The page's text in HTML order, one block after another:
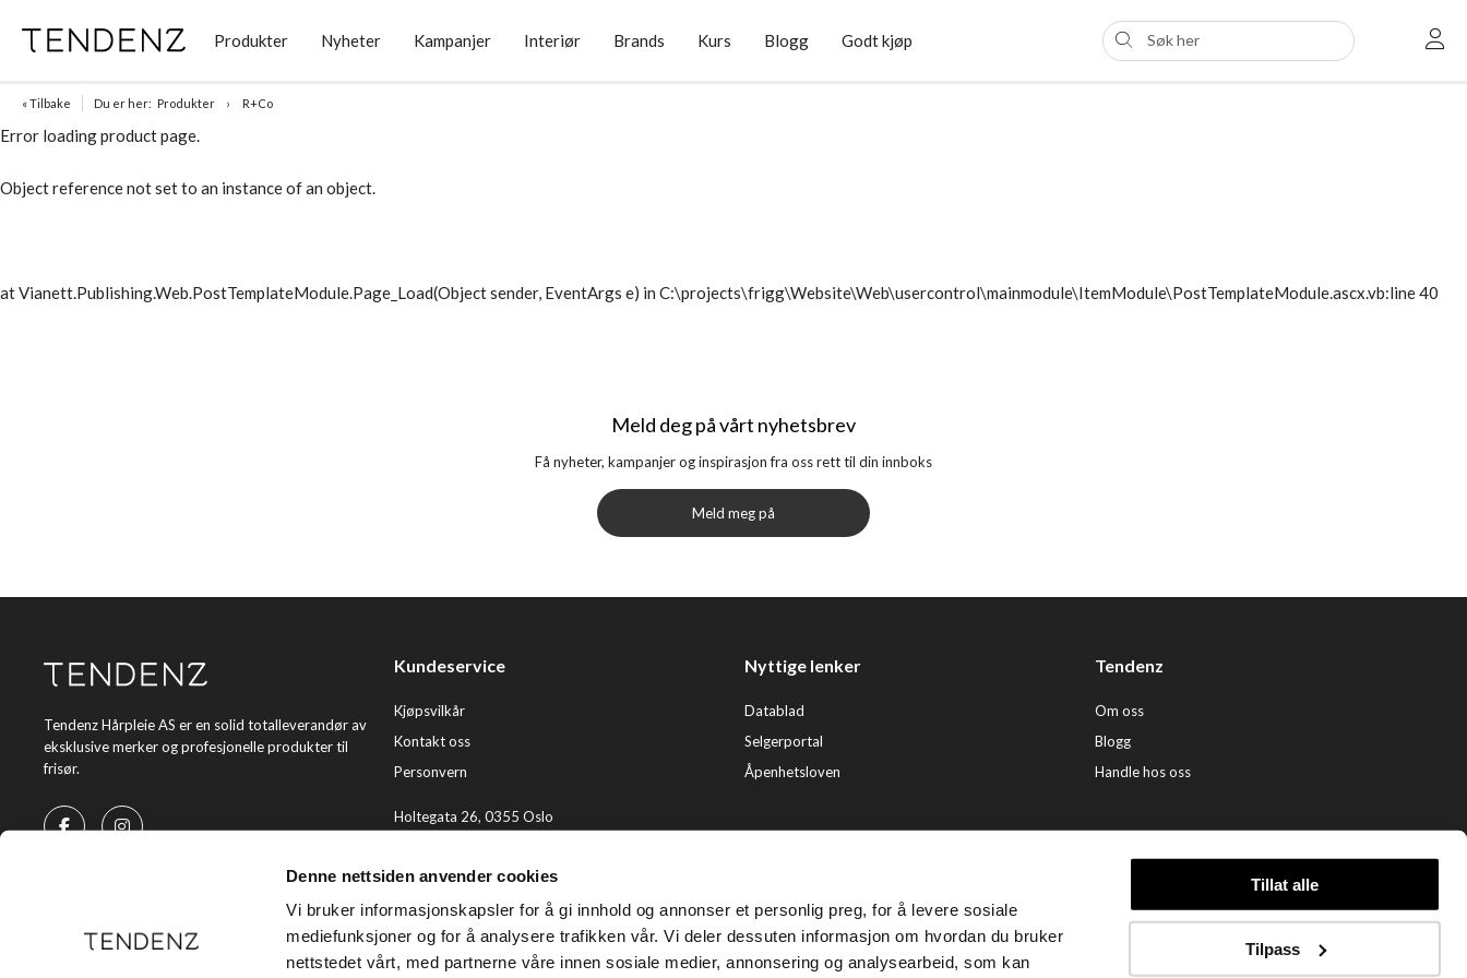
Denne nettsiden anvender cookies
Vi bruker informasjonskapsler for å gi innhold og annonser et personlig preg, for å levere sosiale
mediefunksjoner og for å analysere trafikken vår. Vi deler dessuten informasjon om hvordan du bruker
nettstedet vårt, med partnerne våre innen sosiale medier, annonsering og analysearbeid, som kan
Tillat alle
Tilpass
Produkter Nyheter Kampanjer Interiør Brands Kurs Blogg Godt kjøp
« Tilbake Du er her: Produkter R+Co
Error loading product page.
Object reference not set to an instance of an object.
at Vianett.Publishing.Web.PostTemplateModule.Page_Load(Object sender, EventArgs e) in C:\projects\frigg\Website\Web\usercontrol\mainmodule\ItemModule\PostTemplateModule.ascx.vb:line 40
Meld deg på vårt nyhetsbrev
Få nyheter, kampanjer og inspirasjon fra oss rett til din innboks
Meld meg på
Tendenz Hårpleie AS er en solid totalleverandør av
eksklusive merker og profesjonelle produkter til
frisør.
Kundeservice
Kjøpsvilkår
Kontakt oss
Personvern
Holtegata 26, 0355 Oslo
E-post:kundeservice@tendenz.net
Nyttige lenker
Datablad
Selgerportal
Åpenhetsloven
Tendenz
Om oss
Blogg
Handle hos oss
© Tendenz Hårpleie AS (org. nr. 948 341 662) |Nettbutikk levert av Kréatif